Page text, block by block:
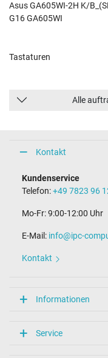
Asus GA605WI-2H K/
G16 GA605WI
Tastaturen
Alle
Kontakt
Kundenservice
Telefon:+49 7823 96
Mo-Fr: 9:00-12:00 Uhr
E-Mail: info@ipc-
Kontakt
Informationen
Service